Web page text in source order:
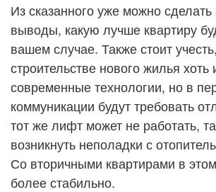
Из сказанного уже можно
выводы, какую лучше квартиру
вашем случае. Также стоит
строительстве нового жилья хоть
современные технологии, но в
коммуникации будут требовать
тот же лифт может не работать,
возникнуть неполадки с
Со вторичными квартирами в
более стабильно.